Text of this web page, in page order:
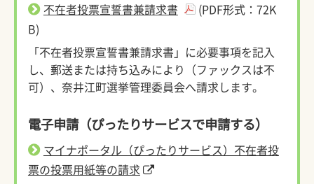
不在者投票宣誓書兼請求書
(PDF形式：72K
B)
「不在者投票宣誓書兼請求書」に必要事項を記入
し、郵送または持ち込みにより（ファックスは不
可）、奈井江町選挙管理委員会へ請求します。
電子申請（ぴったりサービスで申請する）
マイナポータル（ぴったりサービス）不在者投
票の投票用紙等の請求